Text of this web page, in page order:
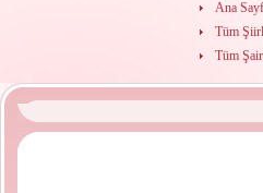
Ana
Tüm
Tüm